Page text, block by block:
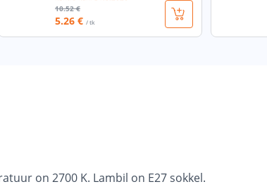
10.52 €
5.26 € / tk
on 2700 K. Lambil on E27 sokkel.